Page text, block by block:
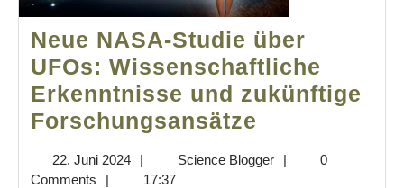
Neue NASA-Studie über
UFOs: Wissenschaftliche
Erkenntnisse und zukünftige
Forschungsansätze
Studie
22. Juni 202422.
Juni
| Science BloggerScience
|
0
Comments
| 17:37